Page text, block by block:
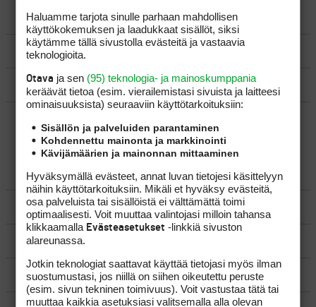
LUO AIHE
SÄÄNNÖT
OHJEET
YLEISTÄ
VÄLINEET
MATKAILU
KILPAGOLF & HARJOITTELU
Haluamme tarjota sinulle parhaan mahdollisen
käyttökokemuksen ja laadukkaat sisällöt, siksi
käytämme tällä sivustolla evästeitä ja vastaavia
teknologioita.
Otava ja sen (95) teknologia- ja mainoskumppania
keräävät tietoa (esim. vierailemis­tasi sivuista ja laitteesi
ominaisuuk­sista) seuraaviin käyttötarkoituksiin:
Sisällön ja palveluiden parantaminen
Kohdennettu mainonta ja markkinointi
Kävijämäärien ja mainonnan mittaaminen
Hyväksymällä evästeet, annat luvan tietojesi käsittelyyn
näihin käyttötarkoituksiin. Mikäli et hyväksy evästeitä,
osa palveluista tai sisällöistä ei välttämättä toimi
optimaalisesti. Voit muuttaa valintojasi milloin tahansa
klikkaamalla Evästeasetukset -linkkiä sivuston
alareunassa.
Jotkin teknologiat saattavat käyttää tietojasi myös ilman
suostumustasi, jos niillä on siihen oikeutettu peruste
(esim. sivun tekninen toimivuus). Voit vastustaa tätä tai
muuttaa kaikkia asetuksiasi valitsemalla alla olevan